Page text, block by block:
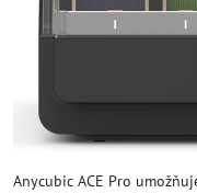
Anycubic ACE Pro